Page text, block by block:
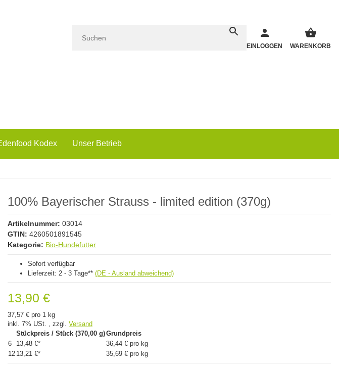
EINLOGGEN WARENKORB
Kodex Unser Betrieb
100% Bayerischer Strauss - limited edition (370g)
Artikelnummer: 03014
GTIN: 4260501891545
Kategorie: Bio-Hundefutter
Sofort verfügbar
Lieferzeit: 2 - 3 Tage** (DE - Ausland abweichend)
13,90 €
37,57 € pro 1 kg
inkl. 7% USt. , zzgl. Versand
Stückpreis / Stück (370,00 g)Grundpreis
6
13,48 €*
36,44 € pro kg
12 13,21 €* 35,69 € pro kg